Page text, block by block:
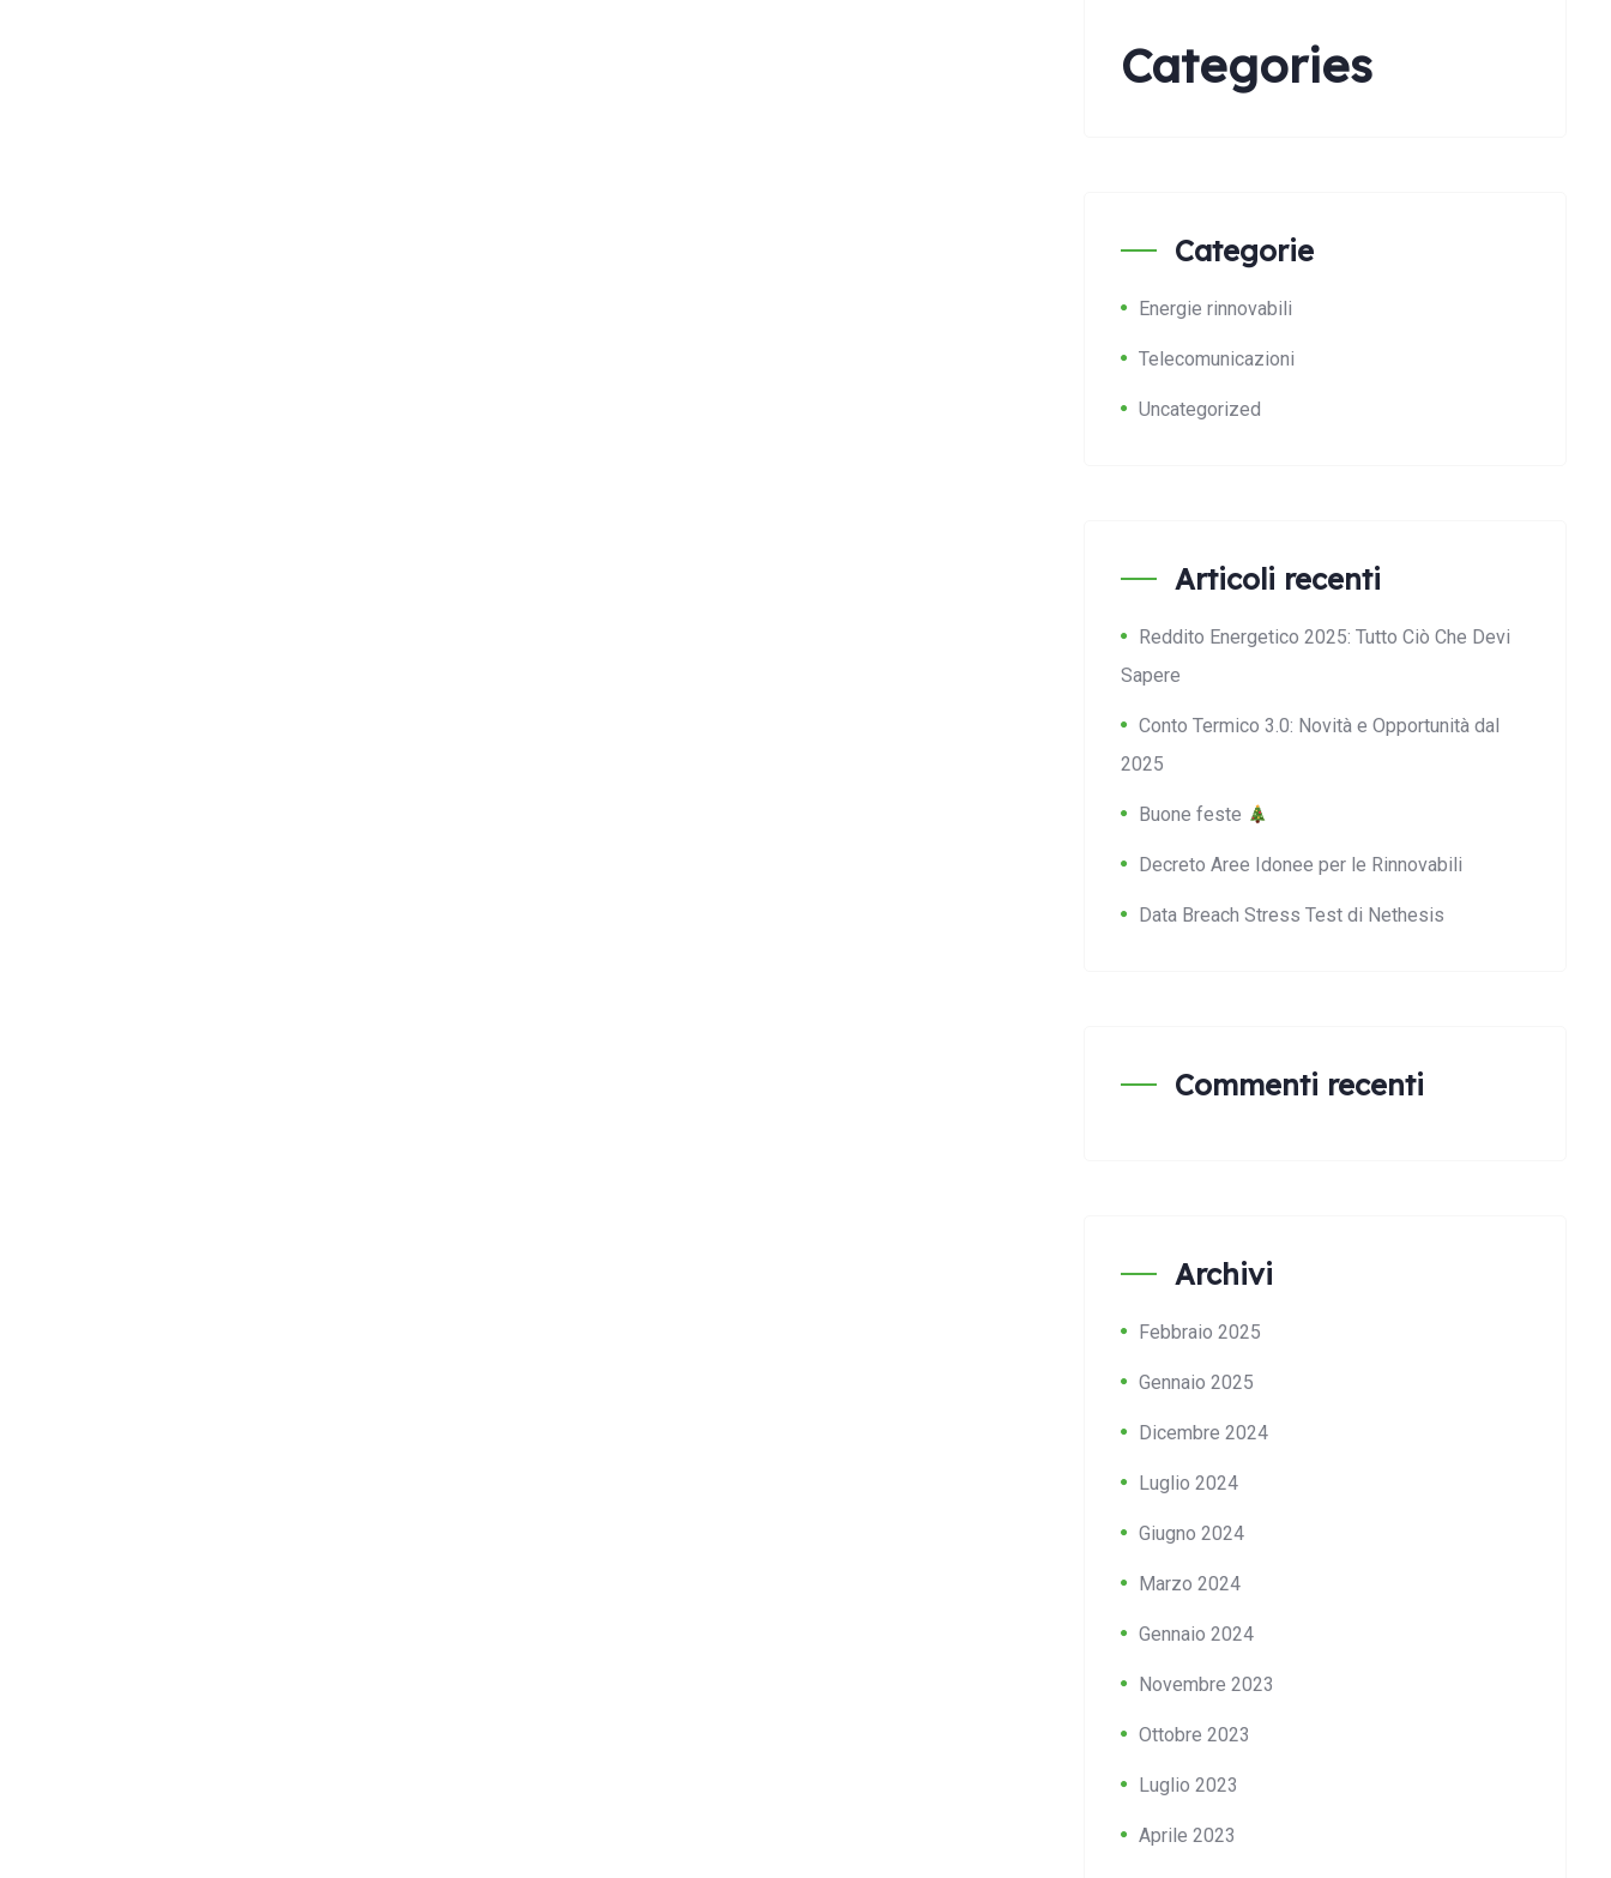
Categories
Categorie
Energie rinnovabili
Telecomunicazioni
Uncategorized
Articoli recenti
Reddito Energetico 2025: Tutto Ciò Che Devi
Sapere
Conto Termico 3.0: Novità e Opportunità dal
2025
Buone feste
Decreto Aree Idonee per le Rinnovabili
Data Breach Stress Test di Nethesis
Commenti recenti
Archivi
Febbraio 2025
Gennaio 2025
Dicembre 2024
Luglio 2024
Giugno 2024
Marzo 2024
Gennaio 2024
Novembre 2023
Ottobre 2023
Luglio 2023
Aprile 2023